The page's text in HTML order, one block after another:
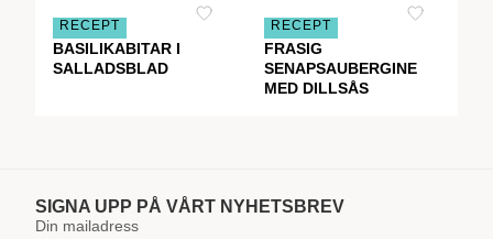
RECEPT
BASILIKABITAR I
SALLADSBLAD
RECEPT
FRASIG
SENAPSAUBERGINE
MED DILLSÅS
SIGNA UPP PÅ VÅRT NYHETSBREV